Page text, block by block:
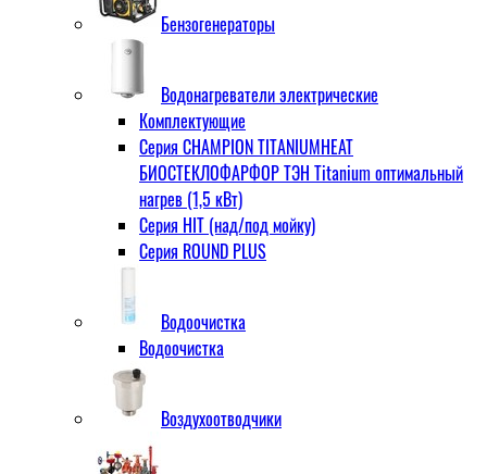
Бензогенераторы
Водонагреватели электрические
Комплектующие
Серия CHAMPION TITANIUMHEAT
БИОСТЕКЛОФАРФОР ТЭН Titanium оптимальный
нагрев (1,5 кВт)
Серия HIT (над/под мойку)
Серия ROUND PLUS
Водоочистка
Водоочистка
Воздухоотводчики